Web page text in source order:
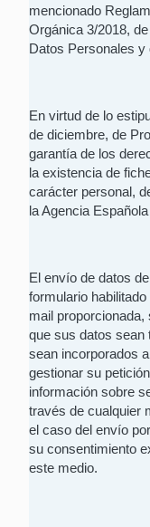
mencionado
Orgánica 3/2018,
Datos Personales y
En virtud de lo
de diciembre, de
garantía de los
la existencia de
carácter personal,
la Agencia
El envío de datos
formulario
mail proporcionada,
que sus datos sean
sean incorporados
gestionar su
información sobre
través de cualquier
el caso del envío
su consentimiento
este medio.